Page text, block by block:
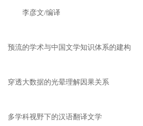
李彦文/编译
预流的学术与中国文学知识体系的建构
穿透大数据的光晕理解因果关系
多学科视野下的汉语翻译文学